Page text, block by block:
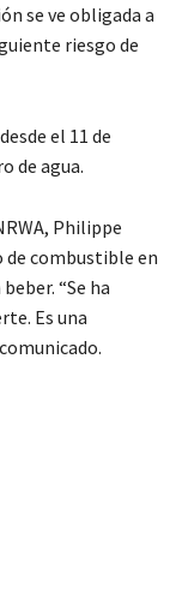
se ve obligada a
riesgo de
el 11 de
de agua.
Philippe
combustible en
“Se ha
Es una